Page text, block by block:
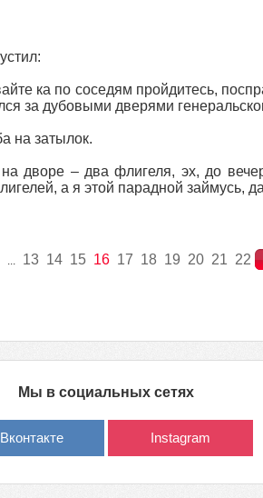
ка по соседям пройдитесь,
за дубовыми дверями
на затылок.
дворе – два флигеля, эх, до
а я этой парадной займусь,
... 13 14 15 16 17 18 19 20 21 22
Мы в социальных сетях
Вконтакте Instagram